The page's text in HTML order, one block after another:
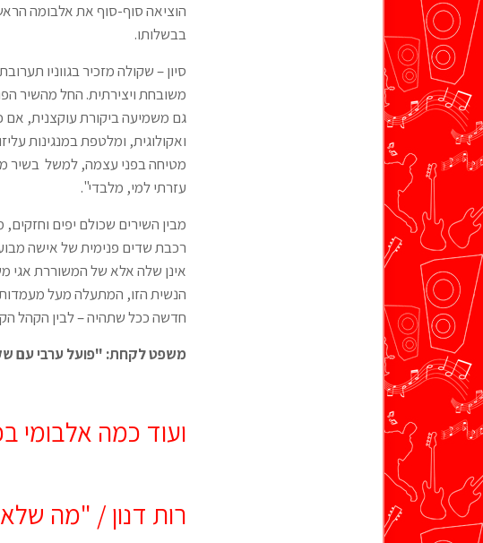
הוציאה סוף-סוף את אלבומה
בבשלותו.
סיון – שקולה מזכיר בגווניו
משובחת ויצירתית. החל מהשיר
גם משמיעה ביקורת עוקצנית, אם
ואקולוגית, ומלטפת במנגינות
מטיחה בפני עצמה, למשל בשיר
עזרתי למי, מלבדי".
מבין השירים שכולם יפים
רכבת שדים פנימית של אישה
אינן שלה אלא של המשוררת אגי
הנשית הזו, המתעלה מעל מעמדות
חדשה ככל שתהיה – לבין הקהל
משפט לקחת: "פועל ערבי עם
ועוד כמה אלבומי
רות דנון / "מה